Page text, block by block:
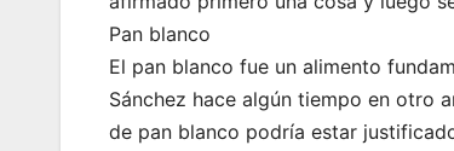
Pan blanco
El pan blanco fue un alimento
Sánchez hace algún tiempo en otro
de pan blanco podría estar